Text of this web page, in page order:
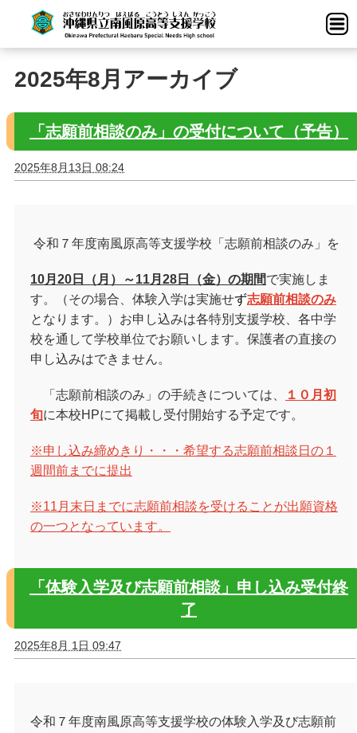
2025年8月アーカイブ
「志願前相談のみ」の受付について（予告）
2025年8月13日 08:24
令和７年度南風原高等支援学校「志願前相談のみ」を
10月 20 日（月）～11月 28 日（金）の期間で実施しま
す。（その場合、体験入学は実施せず志願前相談のみ
となります。）お申し込みは各特別支援学校、各中学
校を通して学校単位でお願いします。保護者の直接の
申し込みはできません。
「志願前相談のみ」の手続きについては、
１０月初
旬に本校HPにて掲載し受付開始する予定です。
※申し込み締めきり・・・希望する志願前相談日の１
週間前までに提出
※11月末日までに志願前相談を受けることが出願資格
の一つとなっています。
「体験入学及び志願前相談」申し込み受付終
了
2025年8月 1日 09:47
令和７年度南風原高等支援学校の体験入学及び志願前